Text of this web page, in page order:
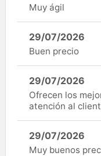
Muy ágil
29/07/2026
Buen precio
29/07/2026
Ofrecen los
atención al
29/07/2026
Muy buenos